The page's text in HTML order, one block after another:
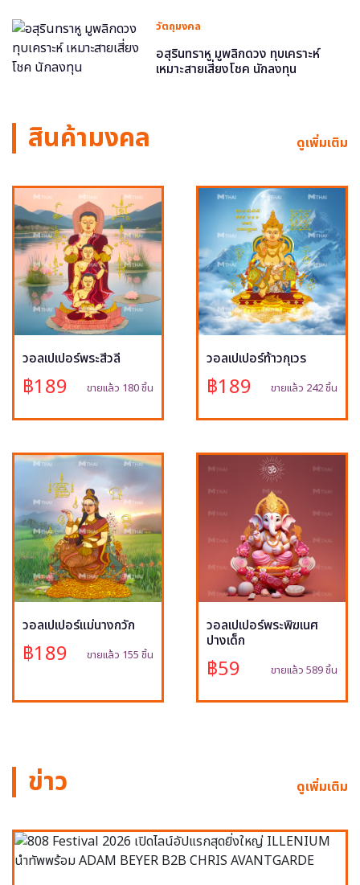
วัตถุมงคล
อสุรินทราหู มูพลิกดวง ทุบเคราะห์
เหมาะสายเสี่ยงโชค นักลงทุน
สินค้ามงคล ดูเพิ่มเติม
วอลเปเปอร์พระสีวลี
฿189 ขายแล้ว 180 ชิ้น
วอลเปเปอร์ท้าวกุเวร
฿189 ขายแล้ว 242 ชิ้น
วอลเปเปอร์แม่นางกวัก
฿189 ขายแล้ว 155 ชิ้น
วอลเปเปอร์พระพิฆเนศ
ปางเด็ก
฿59 ขายแล้ว 589 ชิ้น
ข่าว ดูเพิ่มเติม